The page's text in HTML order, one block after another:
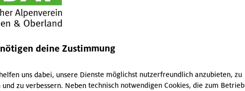
kontrolliertes sowie minimales Bremsen,
und Downhill-Techniken, Schalten am Berg
und feinem Untergrund
Kurven und bei Gefahren
Körperhaltung
optimal auf dich eingestellt ist (Sattel, Lenker,
deine Zustimmung
uns dabei, unsere Dienste möglichst nutzerfreundlich anzubieten, zu
und zu verbessern. Neben technisch notwendigen Cookies, die zum Betrieb